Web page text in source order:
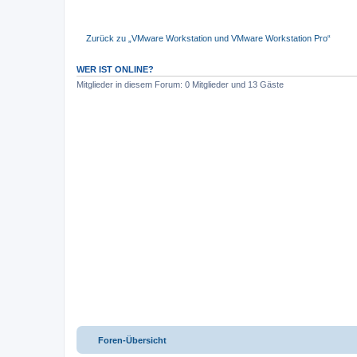
Zurück zu „VMware Workstation und VMware Workstation Pro“
WER IST ONLINE?
Mitglieder in diesem Forum: 0 Mitglieder und 13 Gäste
Foren-Übersicht